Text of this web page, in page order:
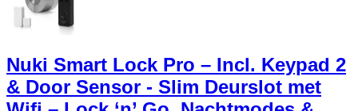
Nuki Smart Lock Pro – Incl. Keypad 2
& Door Sensor - Slim Deurslot met